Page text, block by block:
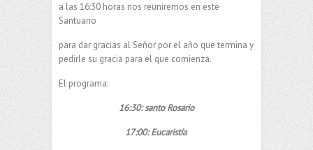
a las 16:30 horas nos reuniremos en este
Santuario
para dar gracias al Señor por el año que termina y
pedirle su gracia para el que comienza.
El programa:
16:30: santo Rosario
17:00: Eucaristía